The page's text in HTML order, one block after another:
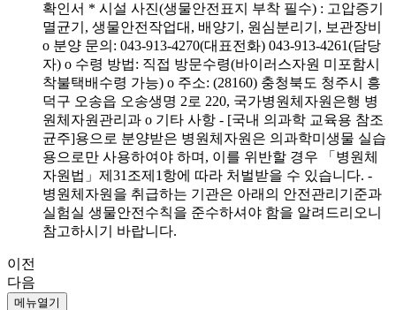
확인서 * 시설 사진(생물안전표지 부착 필수) : 고압증기
멸균기, 생물안전작업대, 배양기, 원심분리기, 보관장비
o 분양 문의: 043-913-4270(대표전화) 043-913-4261(담당
자) o 수령 방법: 직접 방문수령(바이러스자원 미포함시
착불택배수령 가능) o 주소: (28160) 충청북도 청주시 흥
덕구 오송읍 오송생명 2로 220, 국가병원체자원은행 병
원체자원관리과 o 기타 사항 - [국내 의과학 교육용 참조
균주]용으로 분양받은 병원체자원은 의과학미생물 실습
용으로만 사용하여야 하며, 이를 위반할 경우 「병원체
자원법」제31조제1항에 따라 처벌받을 수 있습니다. -
병원체자원을 취급하는 기관은 아래의 안전관리기준과
실험실 생물안전수칙을 준수하셔야 함을 알려드리오니
참고하시기 바랍니다.
이전
다음
메뉴열기